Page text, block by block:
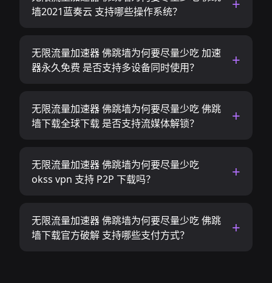
墙2021蓝奏云 支持哪些操作系统？
无限流量加速器 佛跳墙为何要尽量少吃 加速
器永久免费 是否支持多设备同时使用？
无限流量加速器 佛跳墙为何要尽量少吃 佛跳
墙下载全球下载 是否支持流媒体解锁？
无限流量加速器 佛跳墙为何要尽量少吃
okss vpn 支持 P2P 下载吗？
无限流量加速器 佛跳墙为何要尽量少吃 佛跳
墙下载官方破解 支持哪些支付方式？